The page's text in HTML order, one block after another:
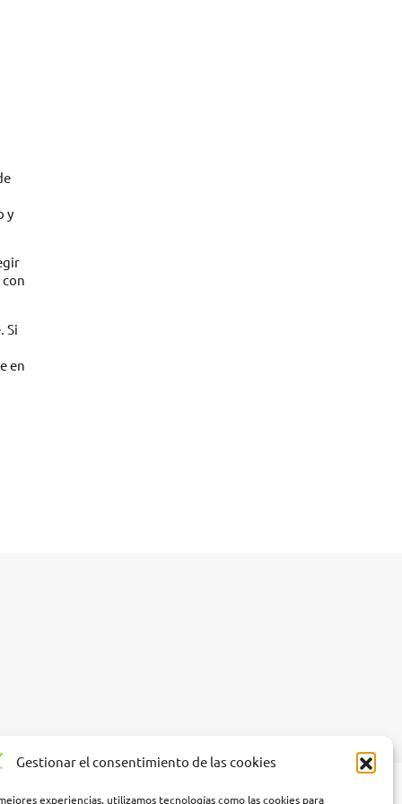
Gestionar el consentimiento de las cookies
experiencias, utilizamos tecnologías como las cookies para
y
Si
en